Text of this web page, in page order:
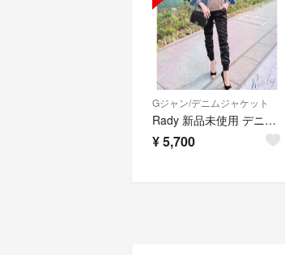
Gジャン/デニムジャケット
Rady 新品未使用 デニムジャケット
¥5,700